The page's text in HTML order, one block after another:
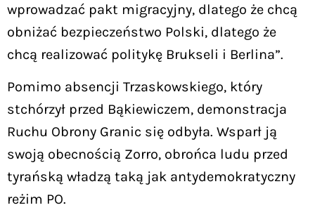
wprowadzać pakt migracyjny, dlatego że chcą
obniżać bezpieczeństwo Polski, dlatego że
chcą realizować politykę Brukseli i Berlina”.
Pomimo absencji Trzaskowskiego, który
stchórzył przed Bąkiewiczem, demonstracja
Ruchu Obrony Granic się odbyła. Wsparł ją
swoją obecnością Zorro, obrońca ludu przed
tyrańską władzą taką jak antydemokratyczny
reżim PO.